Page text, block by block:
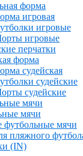
форма
игровая
игровые
игровые
перчатки
форма
судейская
судейские
судейские
мячи
мячи
футбольные мячи
пляжного
(IN)